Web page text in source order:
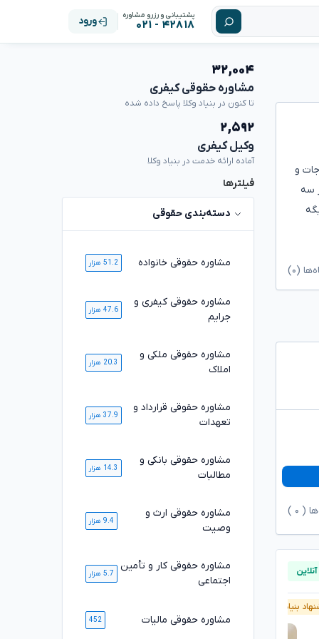
پشتیبانی و رزرو مشاوره
۴۲۸۱۸ - ۰۲۱ ورود
و
سه
(۰)
( ۰
بنیاد وکلا
۳۲,۰۰۴
مشاوره حقوقی کیفری
تا کنون در بنیاد وکلا پاسخ داده شده
۲,۵۹۲
وکیل کیفری
آماده ارائه خدمت در بنیاد وکلا
فیلترها
دسته‌بندی حقوقی
مشاوره حقوقی خانواده 51.2 هزار
مشاوره حقوقی کیفری و
جرایم
47.6 هزار
مشاوره حقوقی ملکی و
املاک
20.3 هزار
مشاوره حقوقی قرارداد و
تعهدات
37.9 هزار
مشاوره حقوقی بانکی و
مطالبات
14.3 هزار
مشاوره حقوقی ارث و
وصیت
9.4 هزار
مشاوره حقوقی کار و تأمین
اجتماعی
5.7 هزار
مشاوره حقوقی مالیات 452